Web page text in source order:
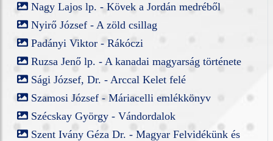
Nagy Lajos lp. - Kövek a Jordán medréből
Nyirő József - A zöld csillag
Padányi Viktor - Rákóczi
Ruzsa Jenő lp. - A kanadai magyarság története
Sági József, Dr. - Arccal Kelet felé
Szamosi József - Máriacelli emlékkönyv
Szécskay György - Vándordalok
Szent Ivány Géza Dr. - Magyar Felvidékünk és